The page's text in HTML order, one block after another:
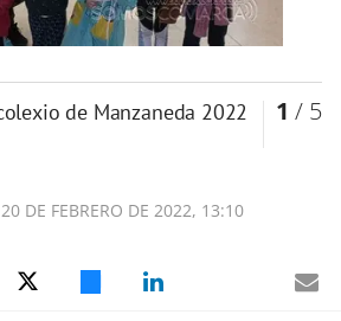
1 / 5
20 DE FEBRERO DE 2022, 13:10